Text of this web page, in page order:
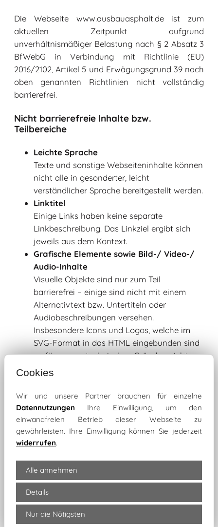
Die Webseite www.ausbauasphalt.de ist zum
aktuellen Zeitpunkt aufgrund
unverhältnismäßiger Belastung nach § 2 Absatz 3
BfWebG in Verbindung mit Richtlinie (EU)
2016/2102, Artikel 5 und Erwägungsgrund 39 nach
oben genannten Richtlinien nicht vollständig
barrierefrei.
Nicht barrierefreie Inhalte bzw.
Teilbereiche
Leichte Sprache
Texte und sonstige Webseiteninhalte können
nicht alle in gesonderter, leicht
verständlicher Sprache bereitgestellt werden.
Linktitel
Einige Links haben keine separate
Linkbeschreibung. Das Linkziel ergibt sich
jeweils aus dem Kontext.
Grafische Elemente sowie Bild-/ Video-/
Audio-Inhalte
Visuelle Objekte sind nur zum Teil
barrierefrei – einige sind nicht mit einem
Alternativtext bzw. Untertiteln oder
Audiobeschreibungen versehen.
Insbesondere Icons und Logos, welche im
SVG-Format in das HTML eingebunden sind
verfügen aus technischen Gründen nicht
über Alternativtexte.
Elemente wie Bildergalerien, Akkordeon-
Reiter, Slide-Funktionen oder rein dekorative
Gestaltungselemente sind nur teilweise
barrierefrei nutzbar.
PDF- und sonstige Dokumente
Webseite bereitgestellt bzw. erstellt werden,
sind nicht barrierefrei. Sie sind u. a. nicht in
gut lesbarer Standardschrift verfügbar, nicht
mit Lesezeichen oder ggf. auch nicht mit
Alternativtexten für Bilder versehen.
Cookies
Wir und unsere Partner brauchen für einzelne
Datennutzungen Ihre Einwilligung, um den
einwandfreien Betrieb dieser Webseite zu
gewährleisten. Ihre Einwilligung können Sie jederzeit
widerrufen.
Alle annehmen
Details
Nur die Nötigsten